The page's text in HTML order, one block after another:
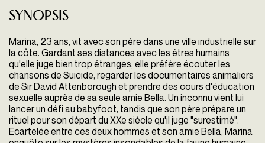
Synopsis
Marina, 23 ans, vit avec son père dans une ville industrielle sur
la côte. Gardant ses distances avec les êtres humains
qu'elle juge bien trop étranges, elle préfère écouter les
chansons de Suicide, regarder les documentaires animaliers
de Sir David Attenborough et prendre des cours d'éducation
sexuelle auprès de sa seule amie Bella. Un inconnu vient lui
lancer un défi au babyfoot, tandis que son père prépare un
rituel pour son départ du XXe siècle qu'il juge "surestimé".
Ecartelée entre ces deux hommes et son amie Bella, Marina